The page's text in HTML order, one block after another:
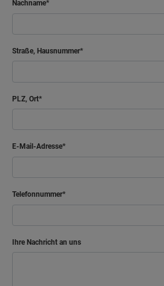
Nachname
Straße, Hausnummer
PLZ, Ort
E-Mail-Adresse
Telefonnummer
Ihre Nachricht an uns